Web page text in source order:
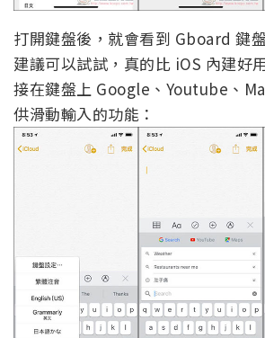
打開鍵盤後，就會看到 Gboard 鍵
建議可以試試，真的比 iOS 內建好
接在鍵盤上 Google、Youtube、
供滑動輸入的功能：